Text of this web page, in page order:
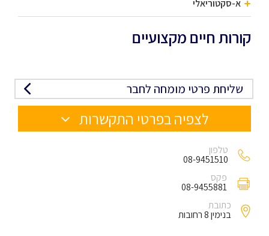
א-סקטוריאלי
קורות חיים מקצועיים
שליחת פרטי מומחה לחבר
לצפיה בפרטי התקשרות
טלפון
08-9451510
פקס
08-9455881
כתובת
בנימין 8 רחובות